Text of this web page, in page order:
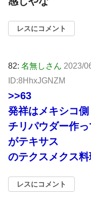
レスにコメント
82: 名無しさん 2023/
ID:8HhxJGNZM
>>63
発祥はメキシコ側
チリパウダー作
がテキサス
のテクスメクス
レスにコメント